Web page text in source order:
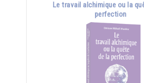
Le travail alchimique ou la
perfection